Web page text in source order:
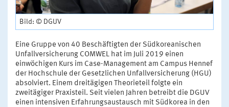
Bild: © DGUV
Eine Gruppe von 40 Beschäftigten der Südkoreanischen
Unfallversicherung COMWEL hat im Juli 2019 einen
einwöchigen Kurs im Case-Management am Campus Hennef
der Hochschule der Gesetzlichen Unfallversicherung (HGU)
absolviert. Einem dreitägigen Theorieteil folgte ein
zweitägiger Praxisteil. Seit vielen Jahren betreibt die DGUV
einen intensiven Erfahrungsaustausch mit Südkorea in den